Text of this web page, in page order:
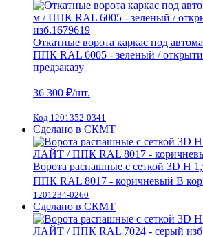
Откатные ворота каркас под
ППК RAL 6005 - зеленый /
предзаказу
36 300 ₽/шт.
Код 1201352-0341
Сделано в СКМТ
Ворота распашные с сеткой 3D Н
ППК RAL 8017 - коричневый В
1201234-0260
Сделано в СКМТ